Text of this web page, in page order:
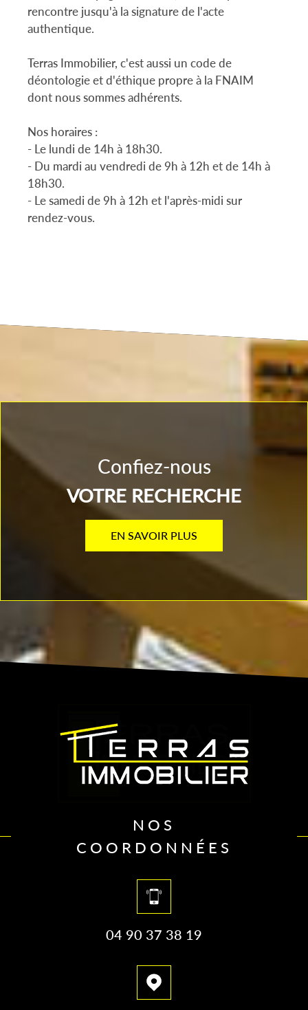
rencontre jusqu'à la signature de l'acte
authentique.
Terras Immobilier, c'est aussi un code de
déontologie et d'éthique propre à la FNAIM
dont nous sommes adhérents.
Nos horaires :
- Le lundi de 14h à 18h30.
- Du mardi au vendredi de 9h à 12h et de 14h à
18h30.
- Le samedi de 9h à 12h et l'après-midi sur
rendez-vous.
confiez-nous
VOTRE RECHERCHE
EN SAVOIR PLUS
NOS
COORDONNÉES
04 90 37 38 19